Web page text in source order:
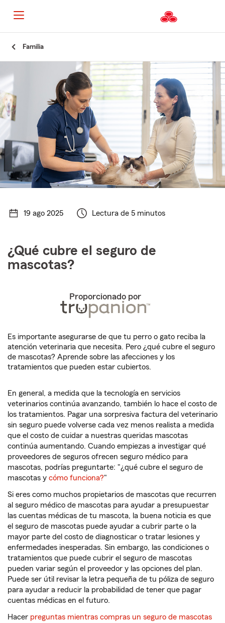
Familia
19 ago 2025 Lectura de 5 minutos
¿Qué cubre el seguro de
mascotas?
Proporcionado por
Es importante asegurarse de que tu perro o gato reciba la
atención veterinaria que necesita. Pero ¿qué cubre el seguro
de mascotas? Aprende sobre las afecciones y los
tratamientos que pueden estar cubiertos.
En general, a medida que la tecnología en servicios
veterinarios continúa avanzando, también lo hace el costo de
los tratamientos. Pagar una sorpresiva factura del veterinario
sin seguro puede volverse cada vez menos realista a medida
que el costo de cuidar a nuestras queridas mascotas
continúa aumentando. Cuando empiezas a investigar qué
proveedores de seguros ofrecen seguro médico para
mascotas, podrías preguntarte: "¿qué cubre el seguro de
mascotas y cómo funciona?"
Si eres como muchos propietarios de mascotas que recurren
al seguro médico de mascotas para ayudar a presupuestar
las cuentas médicas de tu mascota, la buena noticia es que
el seguro de mascotas puede ayudar a cubrir parte o la
mayor parte del costo de diagnosticar o tratar lesiones y
enfermedades inesperadas. Sin embargo, las condiciones o
tratamientos que puede cubrir el seguro de mascotas
pueden variar según el proveedor y las opciones del plan.
Puede ser útil revisar la letra pequeña de tu póliza de seguro
para ayudar a reducir la probabilidad de tener que pagar
cuentas médicas en el futuro.
Hacer preguntas mientras compras un seguro de mascotas